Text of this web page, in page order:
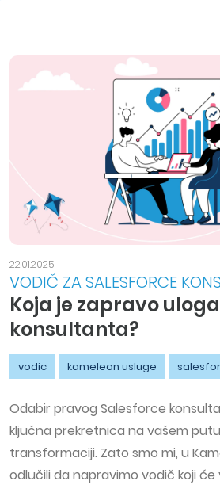
22.01.2025.
VODIČ ZA SALESFORCE
Koja je zapravo
konsultanta?
vodic kameleon usluge
Odabir pravog Salesforce
ključna prekretnica na vašem
transformaciji. Zato smo mi, u
odlučili da napravimo vodič koji